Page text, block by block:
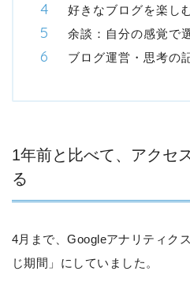
好きなブログを楽し
余談：自分の感覚で
ブログ運営・思考の
1年前と比べて、アクセ
る
4月まで、Googleアナリティク
じ期間」にしていました。